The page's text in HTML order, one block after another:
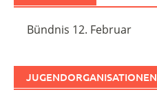
Bündnis 12. Februar
JUGENDORGANISATIONEN